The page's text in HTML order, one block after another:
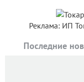
Реклама: ИП
Последние